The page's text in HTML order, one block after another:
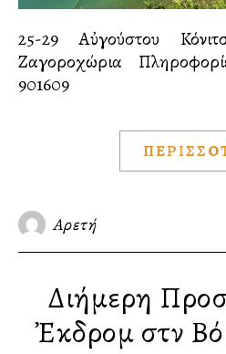
25-29 Αὐγούστου Κόνιτσα – Ἰωάννινα –
Ζαγοροχώρια
901609
Αρετή
Διήμερη
Ἐκδρομὴ στὴν